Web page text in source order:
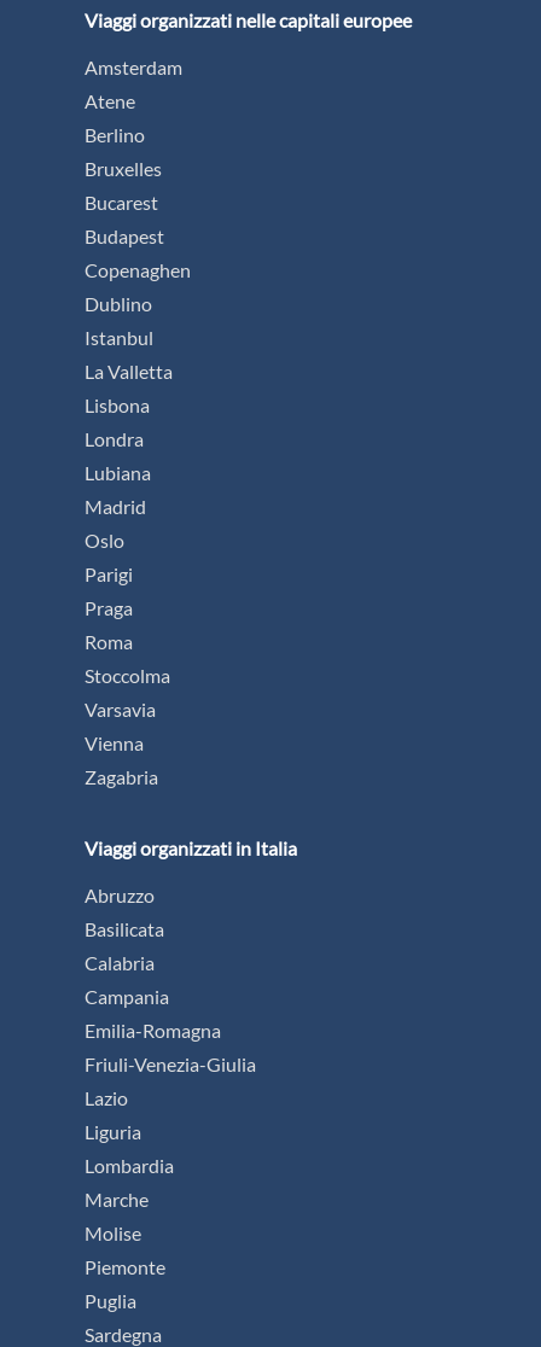
Viaggi organizzati nelle capitali europee
Amsterdam
Atene
Berlino
Bruxelles
Bucarest
Budapest
Copenaghen
Dublino
Istanbul
La Valletta
Lisbona
Londra
Lubiana
Madrid
Oslo
Parigi
Praga
Roma
Stoccolma
Varsavia
Vienna
Zagabria
Viaggi organizzati in Italia
Abruzzo
Basilicata
Calabria
Campania
Emilia-Romagna
Friuli-Venezia-Giulia
Lazio
Liguria
Lombardia
Marche
Molise
Piemonte
Puglia
Sardegna